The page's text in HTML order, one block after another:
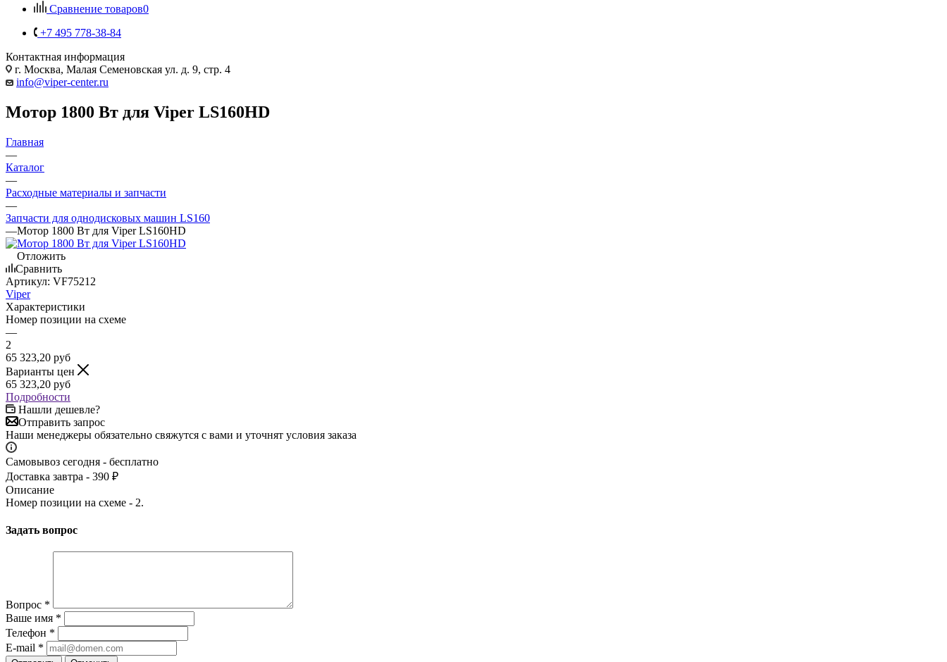
Сравнение товаров0
+7 495 778-38-84
Контактная информация
г. Москва, Малая Семеновская ул. д. 9, стр. 4
info@viper-center.ru
Мотор 1800 Вт для Viper LS160HD
Главная
—
Каталог
—
Расходные материалы и запчасти
—
Запчасти для однодисковых машин LS160
—Мотор 1800 Вт для Viper LS160HD
Отложить
Сравнить
Артикул: VF75212
Viper
Характеристики
Номер позиции на схеме
—
2
65 323,20 руб
Варианты цен
65 323,20 руб
Подробности
Нашли дешевле?
Отправить запрос
Наши менеджеры обязательно свяжутся с вами и уточнят условия заказа
Самовывоз сегодня - бесплатно
Доставка завтра - 390 ₽
Описание
Номер позиции на схеме - 2.
Задать вопрос
Вопрос *
Ваше имя *
Телефон *
E-mail *